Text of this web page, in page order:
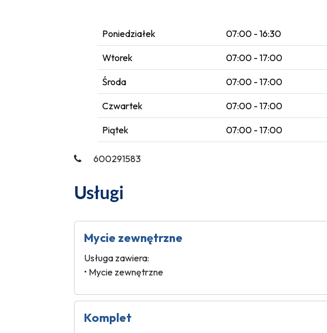
Poniedziałek 07:00 - 16:30
Wtorek 07:00 - 17:00
Środa 07:00 - 17:00
Czwartek 07:00 - 17:00
Piątek 07:00 - 17:00
600291583
Usługi
Mycie zewnętrzne
Usługa zawiera:
• Mycie zewnętrzne
Komplet